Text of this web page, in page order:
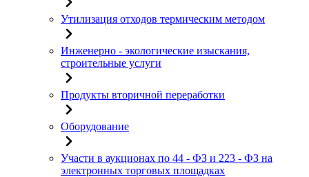
Утилизация отходов термическим методом
Инженерно - экологические изыскания,
строительные услуги
Продукты вторичной переработки
Оборудование
Участи в аукционах по 44 - ФЗ и 223 - ФЗ на
электронных торговых площадках